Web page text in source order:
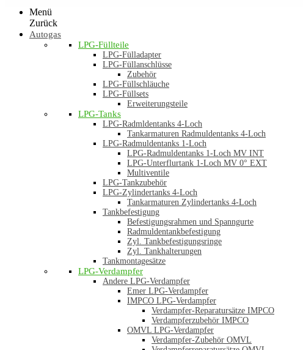
Menü
Zurück
Autogas
LPG-Füllteile
LPG-Fülladapter
LPG-Füllanschlüsse
Zubehör
LPG-Füllschläuche
LPG-Füllsets
Erweiterungsteile
LPG-Tanks
LPG-Radmldentanks 4-Loch
Tankarmaturen Radmuldentanks 4-Loch
LPG-Radmuldentanks 1-Loch
LPG-Radmuldentanks 1-Loch MV INT
LPG-Unterflurtank 1-Loch MV 0° EXT
Multiventile
LPG-Tankzubehör
LPG-Zylindertanks 4-Loch
Tankarmaturen Zylindertanks 4-Loch
Tankbefestigung
Befestigungsrahmen und Spanngurte
Radmuldentankbefestigung
Zyl. Tankbefestigungsringe
Zyl. Tankhalterungen
Tankmontagesätze
LPG-Verdampfer
Andere LPG-Verdampfer
Emer LPG-Verdampfer
IMPCO LPG-Verdampfer
Verdampfer-Reparatursätze IMPCO
Verdampferzubehör IMPCO
OMVL LPG-Verdampfer
Verdampfer-Zubehör OMVL